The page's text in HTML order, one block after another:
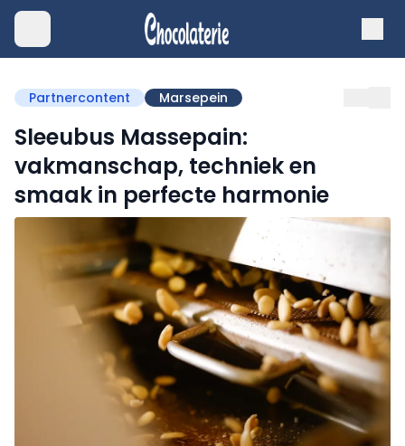
Partnercontent Marsepein
Sleeubus Massepain:
vakmanschap, techniek en
smaak in perfecte harmonie